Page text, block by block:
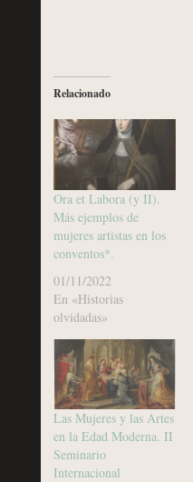
Relacionado
Ora et Labora (y II).
Más ejemplos de
mujeres artistas en los
conventos*.
01/11/2022
En «Historias
olvidadas»
Las Mujeres y las Artes
en la Edad Moderna. II
Seminario
Internacional